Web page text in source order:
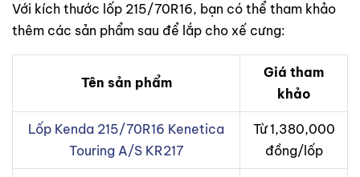
Với kích thước lốp 215/70R16, bạn có thể tham khảo
thêm các sản phẩm sau để lắp cho xế cưng:
Tên sản phẩm
Giá tham
khảo
Lốp Kenda 215/70R16 Kenetica
Touring A/S KR217
Từ 1,380,000
đồng/lốp